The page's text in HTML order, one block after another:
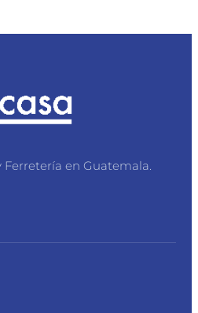
en Guatemala.